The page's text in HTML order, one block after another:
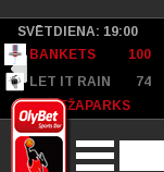
SVĒTDIENA: 19:00
BANKETS
100
LET IT RAIN
74
SC MEŽAPARKS